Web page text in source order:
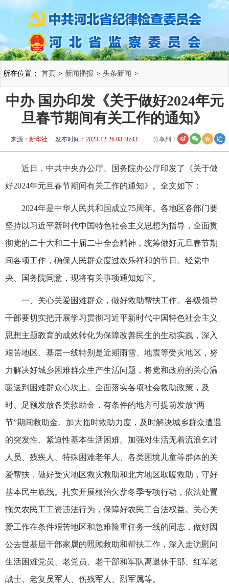
所在位置： 首页 > 新闻播报 > 头条新闻 >
中办 国办印发《关于做好2024年元
旦春节期间有关工作的通知》
来源： 新华社 发布时间： 2023-12-26 08:38:43 分享到：
近日，中共中央办公厅、国务院办公厅印发了《关于做
好2024年元旦春节期间有关工作的通知》。全文如下：
2024年是中华人民共和国成立75周年。各地区各部门要
坚持以习近平新时代中国特色社会主义思想为指导，全面贯
彻党的二十大和二十届二中全会精神，统筹做好元旦春节期
间各项工作，确保人民群众度过欢乐祥和的节日。经党中
央、国务院同意，现将有关事项通知如下。
一、关心关爱困难群众，做好救助帮扶工作。各级领导
干部要切实把开展学习贯彻习近平新时代中国特色社会主义
思想主题教育的成效转化为保障改善民生的生动实践，深入
艰苦地区、基层一线特别是近期雨雪、地震等受灾地区，努
力解决好城乡困难群众生产生活问题，将党和政府的关心温
暖送到困难群众心坎上。全面落实各项社会救助政策，及
时、足额发放各类救助金，有条件的地方可提前发放“两
节”期间救助金。加大临时救助力度，及时解决城乡群众遭遇
的突发性、紧迫性基本生活困难。加强对生活无着流浪乞讨
人员、残疾人、特殊困难老年人、各类困境儿童等群体的关
爱帮扶，做好受灾地区救灾救助和北方地区取暖救助，守好
基本民生底线。扎实开展根治欠薪冬季专项行动，依法处置
拖欠农民工工资违法行为，保障好农民工合法权益。关心关
爱工作在条件艰苦地区和急难险重任务一线的同志，做好因
公去世基层干部家属的照顾救助和帮扶工作，深入走访慰问
生活困难党员、老党员、老干部和军队离退休干部、红军老
战士、老复员军人、伤残军人、烈军属等。